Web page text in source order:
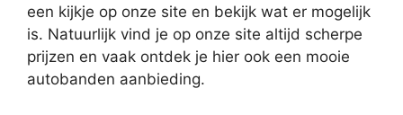
een kijkje op onze site en bekijk wat er mogelijk
is. Natuurlijk vind je op onze site altijd scherpe
prijzen en vaak ontdek je hier ook een mooie
autobanden aanbieding.